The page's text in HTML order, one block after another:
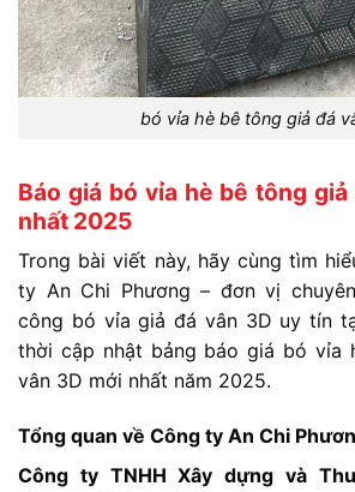
bó vỉa hè bê tông giả đá
Báo giá bó vỉa hè bê tông
nhất 2025
Trong bàiviết này, hãy cùngtìm
ty An Chi Phương – đơnvị
công bó vỉagiả đá vân 3D uy tín
thời cập nhật bảng báogiá bó vỉa
vân 3D mới nhất năm 2025.
Tổng quan về Công ty An Chi
Công ty TNHHXâydựng và